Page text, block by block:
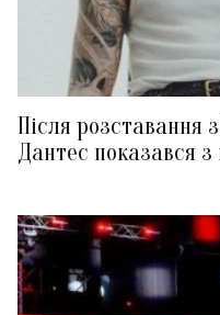
Після розставання
Дантес показався